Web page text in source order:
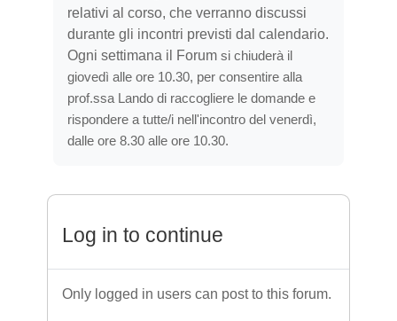
relativi al corso, che verranno discussi
durante gli incontri previsti dal calendario.
Ogni settimana il Forum si chiuderà il
giovedì alle ore 10.30, per consentire alla
prof.ssa Lando di raccogliere le domande e
rispondere a tutte/i nell'incontro del venerdì,
dalle ore 8.30 alle ore 10.30.
Log in to continue
Only logged in users can post to this forum.